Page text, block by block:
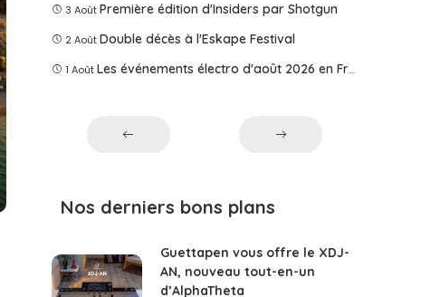
3 Août Première édition d'Insiders par Shotgun
2 Août Double décès à l'Eskape Festival
1 Août Les événements électro d'août 2026 en France
Nos derniers bons plans
Guettapen vous offre le XDJ-
AN, nouveau tout-en-un
d’AlphaTheta